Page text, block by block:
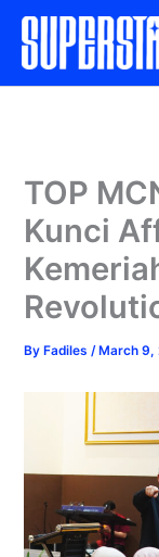
Skip
content
TOP
Kunci
By Fadiles/ March 9,